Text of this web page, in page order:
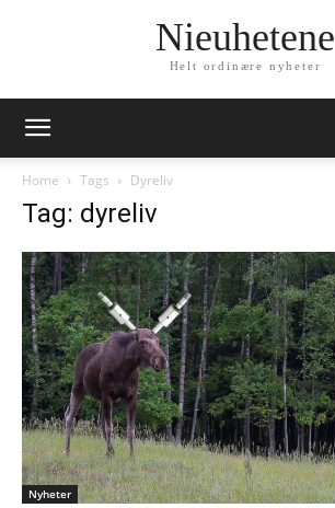
Nieuhetene
Helt ordinære nyheter
Home Tags Dyreliv
Tag: dyreliv
Nyheter